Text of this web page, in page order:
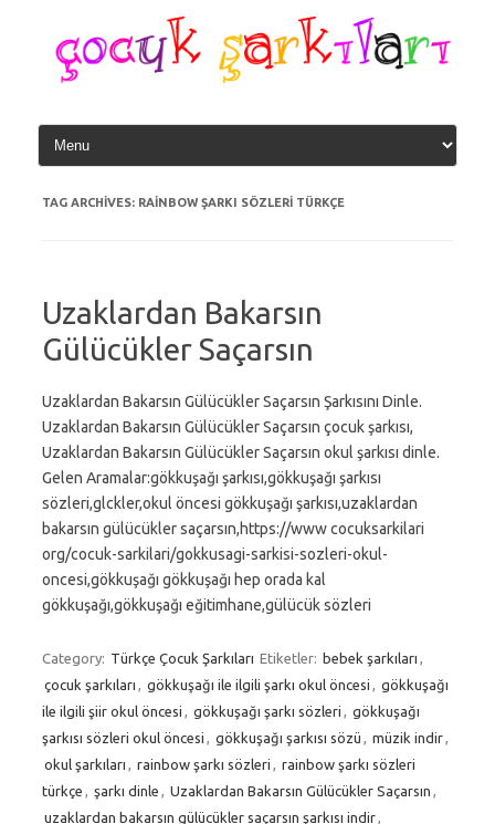
content
TAG ARCHIVES: RAINBOW ŞARKI SÖZLERI TÜRKÇE
Uzaklardan Bakarsın
Gülücükler Saçarsın
Uzaklardan Bakarsın Gülücükler Saçarsın Şarkısını Dinle.
Uzaklardan Bakarsın Gülücükler Saçarsın çocuk şarkısı,
Uzaklardan Bakarsın Gülücükler Saçarsın okul şarkısı dinle.
Gelen Aramalar:gökkuşağı şarkısı,gökkuşağı şarkısı
sözleri,glckler,okul öncesi gökkuşağı şarkısı,uzaklardan
bakarsın gülücükler saçarsın,https://www cocuksarkilari
org/cocuk-sarkilari/gokkusagi-sarkisi-sozleri-okul-
oncesi,gökkuşağı gökkuşağı hep orada kal
gökkuşağı,gökkuşağı eğitimhane,gülücük sözleri
Category: Türkçe Çocuk Şarkıları Etiketler: bebek şarkıları
çocuk şarkıları
gökkuşağı ile ilgili şarkı okul öncesi
gökkuşağı
ile ilgili şiir okul öncesi
gökkuşağı şarkı sözleri
gökkuşağı
şarkısı sözleri okul öncesi
gökkuşağı şarkısı sözü müzik indir
okul şarkıları
rainbow şarkı sözleri
rainbow şarkı sözleri
türkçe
şarkı dinle Uzaklardan Bakarsın Gülücükler Saçarsın
uzaklardan bakarsın gülücükler saçarsın şarkısı indir